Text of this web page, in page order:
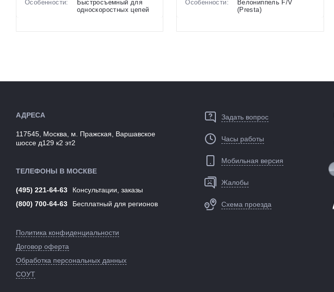
Особенности:
Быстросъемный для
односкоростных цепей
Особенности:
Велониппель F/V
(Presta)
АДРЕСА
117545, Москва, м. Пражская, Варшавское
шоссе д129 к2 эт2
ТЕЛЕФОНЫ В МОСКВЕ
(495) 221-64-63
Консультации, заказы
(800) 700-64-63
Бесплатный для регионов
Политика конфиденциальности
Договор оферта
Обработка персональных данных
СОУТ
Задать вопрос
Часы работы
Мобильная версия
Жалобы
Схема проезда